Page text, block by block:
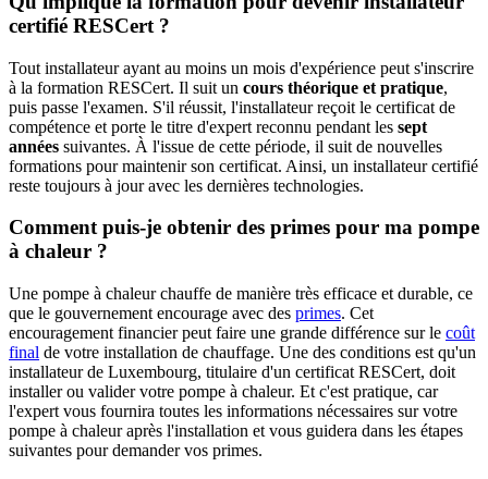
certifié RESCert ?
Tout installateur ayant au moins un mois d'expérience peut s'inscrire
à la formation RESCert. Il suit un cours théorique et pratique,
puis passe l'examen. S'il réussit, l'installateur reçoit le certificat de
compétence et porte le titre d'expert reconnu pendant les sept
années suivantes. À l'issue de cette période, il suit de nouvelles
formations pour maintenir son certificat. Ainsi, un installateur certifié
reste toujours à jour avec les dernières technologies.
Comment puis-je obtenir des primes pour ma pompe
à chaleur ?
Une pompe à chaleur chauffe de manière très efficace et durable, ce
que le gouvernement encourage avec des primes. Cet
encouragement financier peut faire une grande différence sur le coût
final de votre installation de chauffage. Une des conditions est qu'un
installateur de Luxembourg, titulaire d'un certificat RESCert, doit
installer ou valider votre pompe à chaleur. Et c'est pratique, car
l'expert vous fournira toutes les informations nécessaires sur votre
pompe à chaleur après l'installation et vous guidera dans les étapes
suivantes pour demander vos primes.